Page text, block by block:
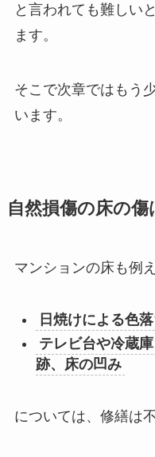
と言われても難しい
ます。
そこで次章ではもう
います。
自然損傷の床の
マンションの床も例
日焼けによる色
テレビ台や冷蔵
跡、床の凹み
については、修繕は